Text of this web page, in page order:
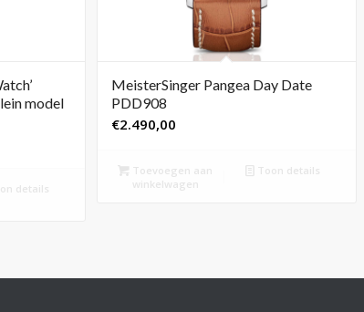
model
details
MeisterSinger Pangea Day Date
PDD908
€2.490,00
Toevoegen aan
winkelwagen
Toon details